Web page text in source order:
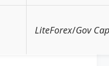
LiteForex/Gov